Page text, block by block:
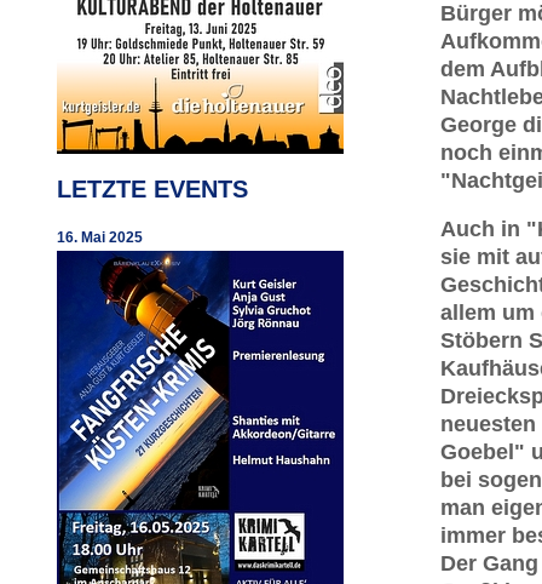
LETZTE EVENTS
16. Mai 2025
Bürger
dem
George
noch
Auch in
sie mit
allem um
Stöbern
Goebel"
bei
man
immer
Der